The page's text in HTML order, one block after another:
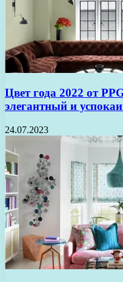
Цвет года 2022 от
элегантный и
24.07.2023